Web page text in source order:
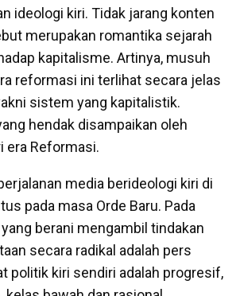
ideologi kiri. Tidak jarang konten
merupakan romantika sejarah
kapitalisme. Artinya, musuh
reformasi ini terlihat secara jelas
sistem yang kapitalistik.
hendak disampaikan oleh
era Reformasi.
media berideologi kiri di
pada masa Orde Baru. Pada
berani mengambil tindakan
secara radikal adalah pers
politik kiri sendiri adalah progresif,